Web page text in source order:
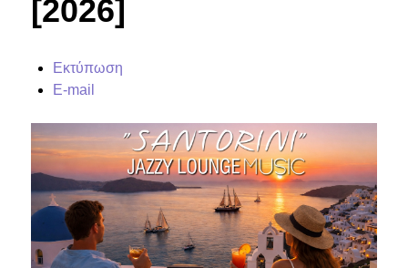
[2026]
Εκτύπωση
E-mail